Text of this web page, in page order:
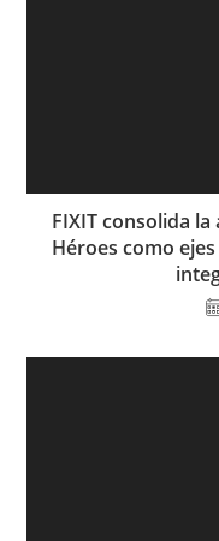
FIXIT consolida
Héroes como